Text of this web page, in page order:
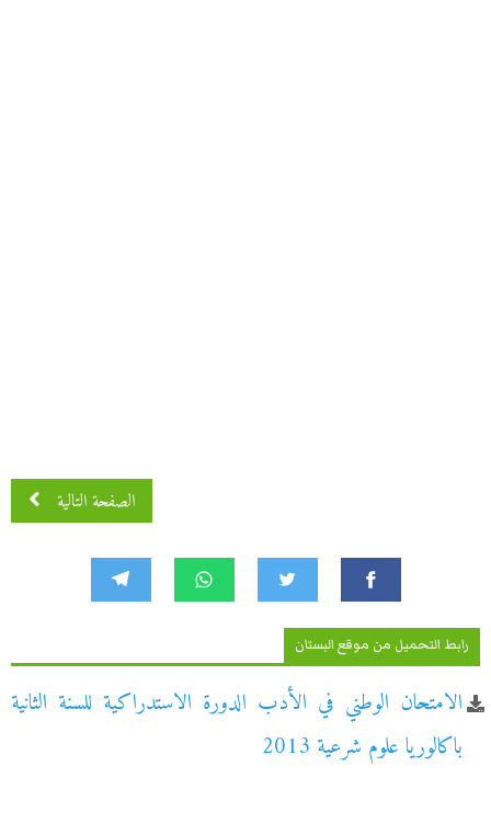
الصفحة التالية
رابط التحميل من موقع البستان
الامتحان الوطني في الأدب الدورة الاستدراكية للسنة الثانية
باكالوريا علوم شرعية 2013